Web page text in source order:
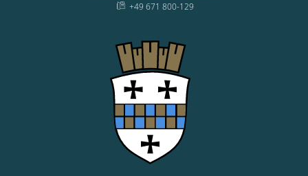
+49 671 800-129